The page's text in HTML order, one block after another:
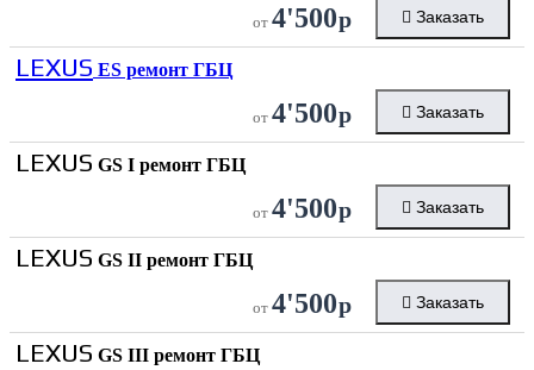
от 4'500р Заказать
LEXUS ES ремонт ГБЦ
от 4'500р Заказать
LEXUS GS I ремонт ГБЦ
от 4'500р Заказать
LEXUS GS II ремонт ГБЦ
от 4'500р Заказать
LEXUS GS III ремонт ГБЦ